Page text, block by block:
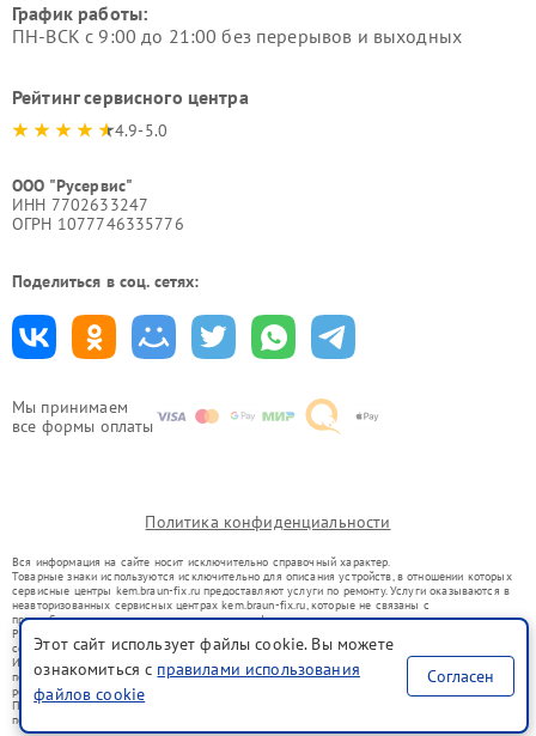
Мы принимаем
все формы оплаты
График работы:
ПН-ВСК с 9:00 до 21:00 без перерывов и выходных
Рейтинг сервисного центра
4.9-5.0
ООО "Русервис"
ИНН 7702633247
ОГРН 1077746335776
Поделиться в соц. сетях:
Политика конфиденциальности
Вся информация на сайте носит исключительно справочный характер.
Товарные знаки используются исключительно для описания устройств, в отношении которых
сервисные центры kem.braun-fix.ru предоставляют услуги по ремонту. Услуги оказываются в
неавторизованных сервисных центрах kem.braun-fix.ru, которые не связаны с
правообладателями товарных знаков или их официальными представителями.
Ремонт осуществляется для устройств, уже введенных в гражданский оборот в соответствии
со статьей 1487 ГК РФ.
Использование товарных знаков не преследует цели индивидуализации услуг или введения
потребителей в заблуждение, а служит для информирования о предоставляемых услугах по
ремонту техники указанных брендов.
Представленная на сайте информация не является публичной офертой, определяемой
положениями Статьи 437(2) Гражданского кодекса РФ
Этот сайт использует файлы cookie. Вы можете
ознакомиться с правилами использования
файлов cookie
Согласен